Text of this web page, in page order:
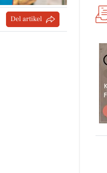
Del artikel